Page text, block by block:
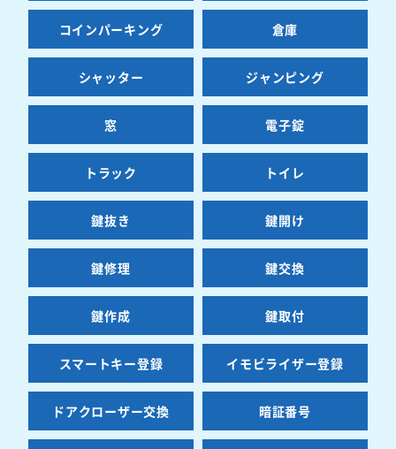
コインパーキング 倉庫
シャッター ジャンピング
窓 電子錠
トラック トイレ
鍵抜き 鍵開け
鍵修理 鍵交換
鍵作成 鍵取付
スマートキー登録 イモビライザー登録
ドアクローザー交換 暗証番号